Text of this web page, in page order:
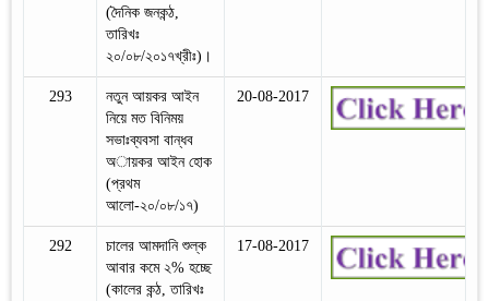
(দৈনিক জনকন্ঠ,
তারিখঃ
২০/০৮/২০১৭খ্রীঃ)।
293
নতুন আয়কর আইন
নিয়ে মত বিনিময়
সভাঃব্যবসা বান্ধব
অায়কর আইন হোক
(প্রথম
আলো-২০/০৮/১৭)
20-08-2017
292
চালের আমদানি শুল্ক
আবার কমে ২% হচ্ছে
(কালের কন্ঠ, তারিখঃ
17-08-2017